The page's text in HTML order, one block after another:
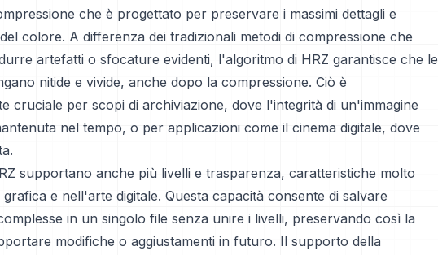
che è progettato per preservare i massimi dettagli e
colore. A differenza dei tradizionali metodi di compressione che
artefatti o sfocature evidenti, l'algoritmo di HRZ garantisce che le
nitide e vivide, anche dopo la compressione. Ciò è
cruciale per scopi di archiviazione, dove l'integrità di un'immagine
nel tempo, o per applicazioni come il cinema digitale, dove
supportano anche più livelli e trasparenza, caratteristiche molto
e nell'arte digitale. Questa capacità consente di salvare
in un singolo file senza unire i livelli, preservando così la
modifiche o aggiustamenti in futuro. Il supporto della